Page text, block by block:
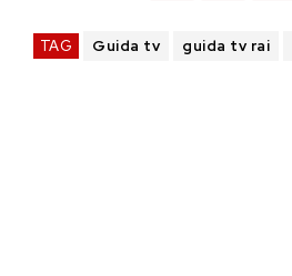
TAG Guida tv guida tv rai